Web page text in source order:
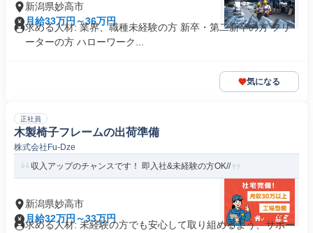
新潟県妙高市
月給33万円～36万円
求める人材: 業界、職種未経験の方 新卒・第二新卒の方 フリ
ーターの方 ハローワーク...
気になる
正社員
木製椅子フレームの出荷準備
株式会社Fu-Dze
収入アップのチャンスです！ 即入社&未経験の方OK//
新潟県妙高市
月給32万円～33万円
求める人材: 未経験の方でも安心して取り組めるよう、サポー